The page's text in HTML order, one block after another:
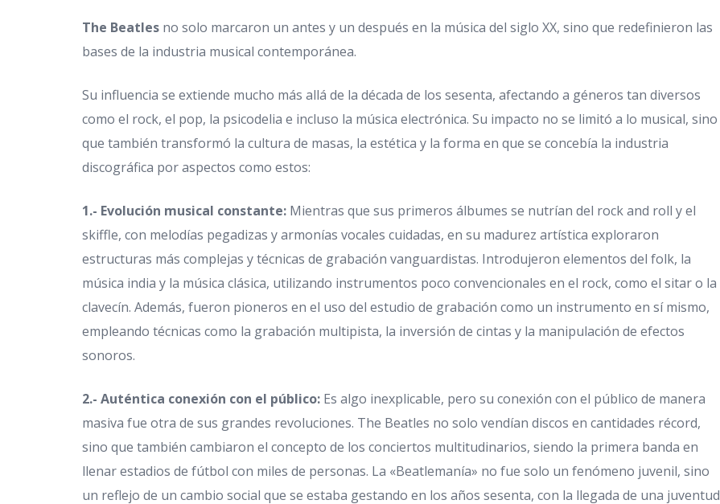
The Beatles no solo marcaron un antes y un después en la música del siglo XX, sino que redefinieron las
bases de la industria musical contemporánea.
Su influencia se extiende mucho más allá de la década de los sesenta, afectando a géneros tan diversos
como el rock, el pop, la psicodelia e incluso la música electrónica. Su impacto no se limitó a lo musical, sino
que también transformó la cultura de masas, la estética y la forma en que se concebía la industria
discográfica por aspectos como estos:
1.- Evolución musical constante: Mientras que sus primeros álbumes se nutrían del rock and roll y el
skiffle, con melodías pegadizas y armonías vocales cuidadas, en su madurez artística exploraron
estructuras más complejas y técnicas de grabación vanguardistas. Introdujeron elementos del folk, la
música india y la música clásica, utilizando instrumentos poco convencionales en el rock, como el sitar o la
clavecín. Además, fueron pioneros en el uso del estudio de grabación como un instrumento en sí mismo,
empleando técnicas como la grabación multipista, la inversión de cintas y la manipulación de efectos
sonoros.
2.- Auténtica conexión con el público: Es algo inexplicable, pero su conexión con el público de manera
masiva fue otra de sus grandes revoluciones. The Beatles no solo vendían discos en cantidades récord,
sino que también cambiaron el concepto de los conciertos multitudinarios, siendo la primera banda en
llenar estadios de fútbol con miles de personas. La «Beatlemanía» no fue solo un fenómeno juvenil, sino
un reflejo de un cambio social que se estaba gestando en los años sesenta, con la llegada de una juventud